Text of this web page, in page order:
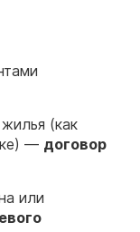
(как
— договор
или